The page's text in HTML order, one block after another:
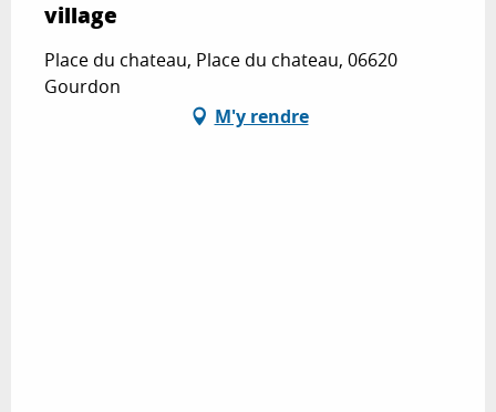
village
Place du chateau, Place du chateau, 06620
Gourdon
M'y rendre